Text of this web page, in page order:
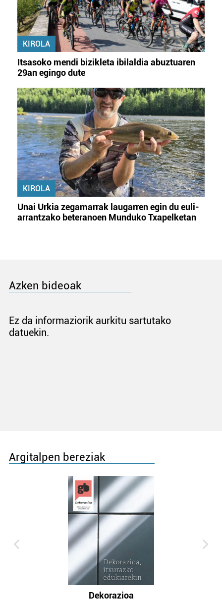
KIROLA
Itsasoko mendi bizikleta ibilaldia abuztuaren
29an egingo dute
KIROLA
Unai Urkia zegamarrak laugarren egin du euli-
arrantzako beteranoen Munduko Txapelketan
Azken bideoak
Ez da informaziorik aurkitu sartutako
datuekin.
Argitalpen bereziak
Dekorazioa